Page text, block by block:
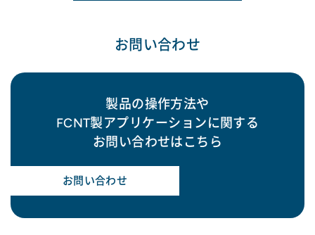
お問い合わせ
製品の操作方法や
FCNT製アプリケーションに関する
お問い合わせはこちら
お問い合わせ